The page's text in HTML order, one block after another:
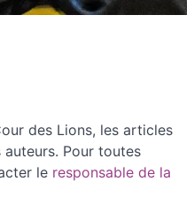
des Lions, les articles
auteurs. Pour toutes
le responsable de la